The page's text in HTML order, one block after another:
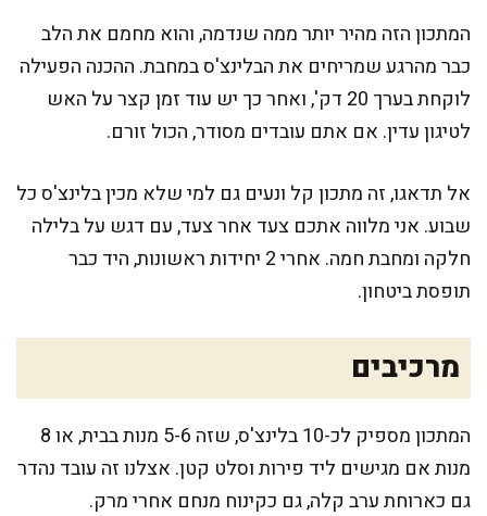
המתכון הזה מהיר יותר ממה שנדמה, והוא מחמם את הלב
כבר מהרגע שמריחים את הבלינצ'ס במחבת. ההכנה הפעילה
לוקחת בערך 20 דק', ואחר כך יש עוד זמן קצר על האש
לטיגון עדין. אם אתם עובדים מסודר, הכול זורם.
אל תדאגו, זה מתכון קל ונעים גם למי שלא מכין בלינצ'ס כל
שבוע. אני מלווה אתכם צעד אחר צעד, עם דגש על בלילה
חלקה ומחבת חמה. אחרי 2 יחידות ראשונות, היד כבר
תופסת ביטחון.
מרכיבים
המתכון מספיק לכ-10 בלינצ'ס, שזה 5-6 מנות בבית, או 8
מנות אם מגישים ליד פירות וסלט קטן. אצלנו זה עובד נהדר
גם כארוחת ערב קלה, גם כקינוח מנחם אחרי מרק.